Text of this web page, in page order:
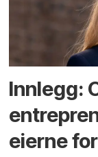
Innlegg:
eierne